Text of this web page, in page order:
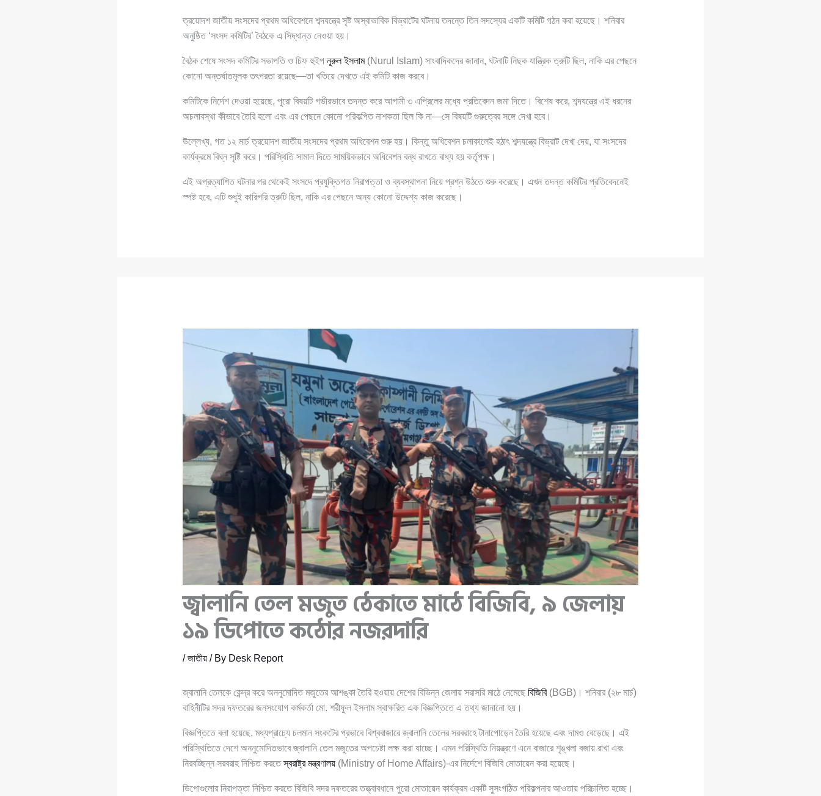
ত্রয়োদশ জাতীয় সংসদের প্রথম অধিবেশনে শব্দযন্ত্রে সৃষ্ট অস্বাভাবিক বিভ্রাটের ঘটনায় তদন্তে তিন সদস্যের একটি কমিটি গঠন করা হয়েছে। শনিবার
অনুষ্ঠিত ‘সংসদ কমিটির’ বৈঠকে এ সিদ্ধান্ত নেওয়া হয়।
বৈঠক শেষে সংসদ কমিটির সভাপতি ও চিফ হুইপ নূরুল ইসলাম(Nurul Islam) সাংবাদিকদের জানান, ঘটনাটি নিছক যান্ত্রিক ত্রুটি ছিল, নাকি এর পেছনে
কোনো অন্তর্ঘাতমূলক তৎপরতা রয়েছে—তা খতিয়ে দেখতে এই কমিটি কাজ করবে।
কমিটিকে নির্দেশ দেওয়া হয়েছে, পুরো বিষয়টি গভীরভাবে তদন্ত করে আগামী ৩ এপ্রিলের মধ্যে প্রতিবেদন জমা দিতে। বিশেষ করে, শব্দযন্ত্রে এই ধরনের
অচলাবস্থা কীভাবে তৈরি হলো এবং এর পেছনে কোনো পরিকল্পিত নাশকতা ছিল কি না—সে বিষয়টি গুরুত্বের সঙ্গে দেখা হবে।
উল্লেখ্য, গত ১২ মার্চ ত্রয়োদশ জাতীয় সংসদের প্রথম অধিবেশন শুরু হয়। কিন্তু অধিবেশন চলাকালেই হঠাৎ শব্দযন্ত্রে বিভ্রাট দেখা দেয়, যা সংসদের
কার্যক্রমে বিঘ্ন সৃষ্টি করে। পরিস্থিতি সামাল দিতে সাময়িকভাবে অধিবেশন বন্ধ রাখতে বাধ্য হয় কর্তৃপক্ষ।
এই অপ্রত্যাশিত ঘটনার পর থেকেই সংসদে প্রযুক্তিগত নিরাপত্তা ও ব্যবস্থাপনা নিয়ে প্রশ্ন উঠতে শুরু করেছে। এখন তদন্ত কমিটির প্রতিবেদনেই
স্পষ্ট হবে, এটি শুধুই কারিগরি ত্রুটি ছিল, নাকি এর পেছনে অন্য কোনো উদ্দেশ্য কাজ করেছে।
জ্বালানি তেল মজুত ঠেকাতে মাঠে বিজিবি, ৯ জেলায়
১৯ ডিপোতে কঠোর নজরদারি
/জাতীয়/ By Desk Report
জ্বালানি তেলকে কেন্দ্র করে অননুমোদিত মজুতের আশঙ্কা তৈরি হওয়ায় দেশের বিভিন্ন জেলায় সরাসরি মাঠে নেমেছে বিজিবি(BGB)। শনিবার (২৮ মার্চ)
বাহিনীটির সদর দফতরের জনসংযোগ কর্মকর্তা মো. শরীফুল ইসলাম স্বাক্ষরিত এক বিজ্ঞপ্তিতে এ তথ্য জানানো হয়।
বিজ্ঞপ্তিতে বলা হয়েছে, মধ্যপ্রাচ্যে চলমান সংকটের প্রভাবে বিশ্ববাজারে জ্বালানি তেলের সরবরাহে টানাপোড়েন তৈরি হয়েছে এবং দামও বেড়েছে। এই
পরিস্থিতিতে দেশে অননুমোদিতভাবে জ্বালানি তেল মজুতের অপচেষ্টা লক্ষ করা যাচ্ছে। এমন পরিস্থিতি নিয়ন্ত্রণে এনে বাজারে শৃঙ্খলা বজায় রাখা এবং
নিরবচ্ছিন্ন সরবরাহ নিশ্চিত করতেস্বরাষ্ট্র মন্ত্রণালয়(Ministry of Home Affairs)-এর নির্দেশে বিজিবি মোতায়েন করা হয়েছে।
ডিপোগুলোর নিরাপত্তা নিশ্চিত করতে বিজিবি সদর দফতরের তত্ত্বাবধানে পুরো মোতায়েন কার্যক্রম একটি সুসংগঠিত পরিকল্পনার আওতায় পরিচালিত হচ্ছে।